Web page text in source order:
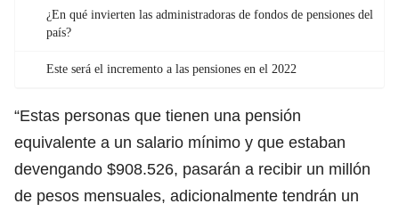
¿En qué invierten las administradoras de fondos de pensiones del
país?
Este será el incremento a las pensiones en el 2022
“Estas personas que tienen una pensión
equivalente a un salario mínimo y que estaban
devengando $908.526, pasarán a recibir un millón
de pesos mensuales, adicionalmente tendrán un